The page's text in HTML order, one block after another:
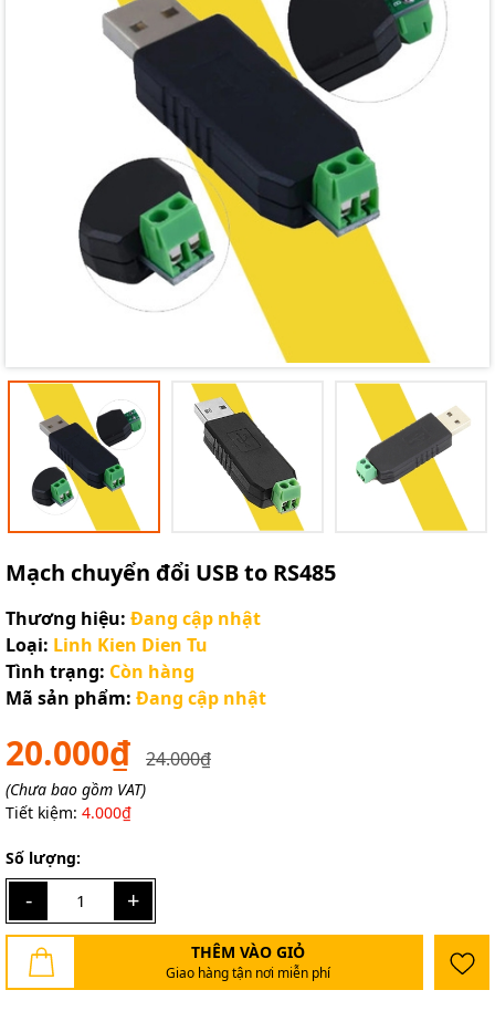
Mạch chuyển đổi USB to RS485
Thương hiệu: Đang cập nhật
Loại: Linh Kien Dien Tu
Tình trạng: Còn hàng
Mã sản phẩm: Đang cập nhật
20.000₫ 24.000₫
(Chưa bao gồm VAT)
Tiết kiệm: 4.000₫
Số lượng:
- +
THÊM VÀO GIỎ
Giao hàng tận nơi miễn phí
Mã giảm giá:
Ngày hết hạn:
Điều kiện: